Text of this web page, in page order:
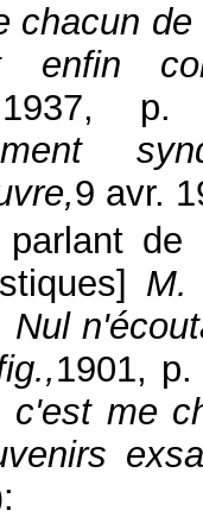
chacun
enfin
1937, p.
9 avr.
parlant de
M.
Nul
1901, p.
c'est me